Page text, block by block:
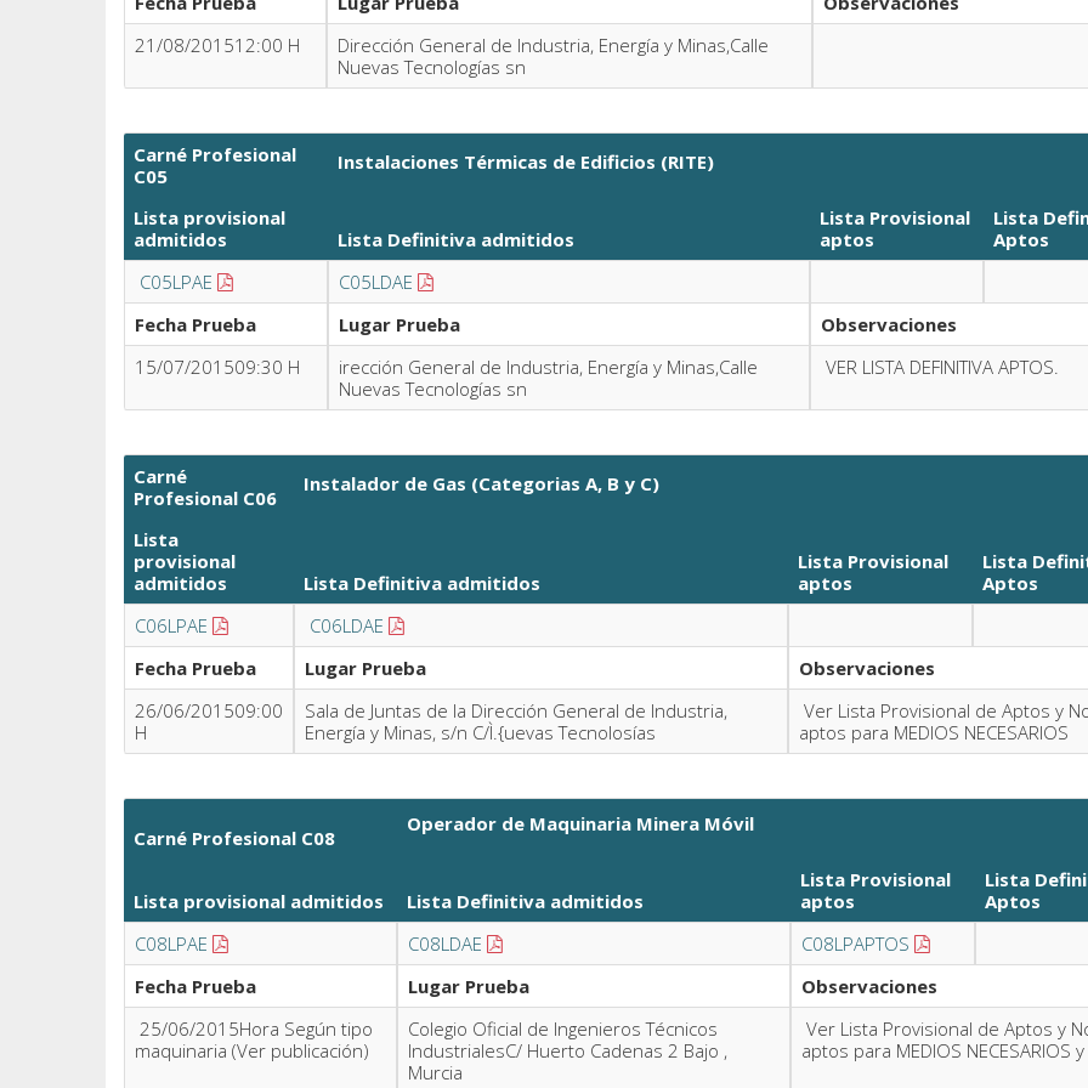
21/08/201512:00 H
Dirección General de Industria, Energía y Minas,Calle
Nuevas Tecnologías sn
Carné Profesional
C05
Instalaciones Térmicas de Edificios (RITE)
Lista provisional
admitidos
Lista Definitiva admitidos
Lista Provisional
aptos
Lista
Aptos
C05LPAE
C05LDAE
Fecha Prueba
Lugar Prueba
Observaciones
15/07/201509:30 H
irección General de Industria, Energía y Minas,Calle
Nuevas Tecnologías sn
VER LISTA DEFINITIVA APTOS.
Carné
Profesional C06
Instalador de Gas (Categorias A, B y C)
Lista
provisional
admitidos
Lista Definitiva admitidos
Lista Provisional
aptos
Lista
Aptos
C06LPAE
C06LDAE
Fecha Prueba
Lugar Prueba
Observaciones
26/06/201509:00
H
Sala de Juntas de la Dirección General de Industria,
Energía y Minas, s/n C/Ì.{uevas Tecnolosías
Ver Lista Provisional de Aptos y
aptos para MEDIOS NECESARIOS
Carné Profesional C08
Operador de Maquinaria Minera Móvil
Lista provisional admitidos Lista Definitiva admitidos
Lista Provisional
aptos
Lista
Aptos
C08LPAE
C08LDAE
C08LPAPTOS
Fecha Prueba
Lugar Prueba
Observaciones
25/06/2015Hora Según tipo
maquinaria (Ver publicación)
Colegio Oficial de Ingenieros Técnicos
IndustrialesC/ Huerto Cadenas 2 Bajo ,
Murcia
Ver Lista Provisional de Aptos y
aptos para MEDIOS NECESARIOS